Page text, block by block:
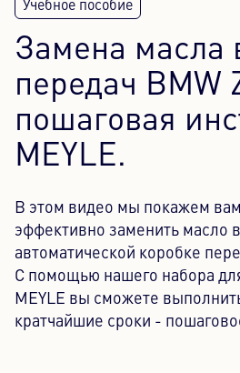
Язык: Русский
Замена масла
передач BMW
пошаговая
MEYLE.
В этом видео мы покажем
эффективно заменить масло
автоматической коробке
С помощью нашего набора
MEYLE вы сможете
кратчайшие сроки -